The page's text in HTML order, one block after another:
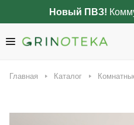
Новый ПВЗ!
Главная Каталог